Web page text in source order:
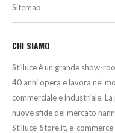
Sitemap
CHI SIAMO
Stilluce è un grande show-
40 anni opera e lavora nel
commerciale e industriale.
nuove sfide del mercato
Stilluce-Store.it, e-